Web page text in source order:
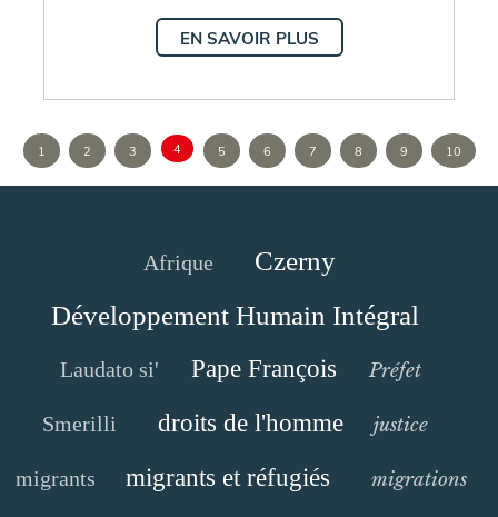
EN SAVOIR PLUS
1 2 3 4 5 6 7 8 9 10
Afrique
Czerny
Développement Humain Intégral
Laudato si' Pape François Préfet
Smerilli droits de l'homme justice
migrants migrants et réfugiés migrations